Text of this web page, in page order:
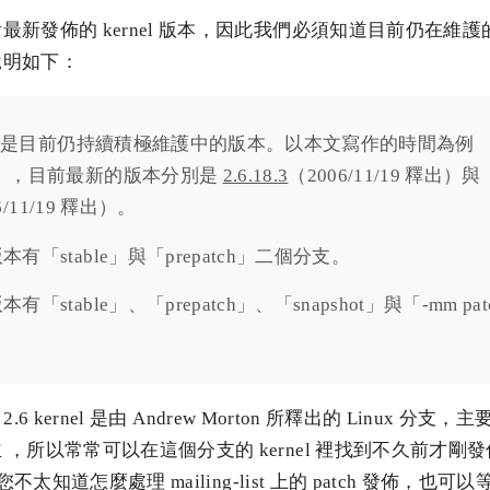
新發佈的 kernel 版本，因此我們必須知道目前仍在維護
如下：
目前仍持續積極維護中的版本。以本文寫作的時間為例
，目前最新的版本分別是 2.6.18.3 （2006/11/19 釋出）與
11/19 釋出）。
有「stable」與「prepatch」二個分支。
有「stable」、「prepatch」、「snapshot」與「-mm
kernel 是由 Andrew Morton 所釋出的 Linux 分支，主
，所以常常可以在這個分支的 kernel 裡找到不久前才剛
不太知道怎麼處理 mailing-list 上的 patch 發佈，也可以